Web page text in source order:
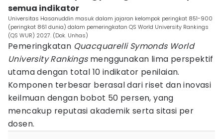
semua indikator
Universitas Hasanuddin masuk dalam jajaran kelompok peringkat 851-900
(peringkat 861 dunia) dalam pemeringkatan QS World University Rankings
(QS WUR) 2027. (Dok. Unhas)
Pemeringkatan Quacquarelli Symonds World
University Rankingsmenggunakan lima perspektif
utama dengan total 10 indikator penilaian.
Komponen terbesar berasal dari riset dan inovasi
keilmuan dengan bobot 50 persen, yang
mencakup reputasi akademik serta sitasi per
dosen.